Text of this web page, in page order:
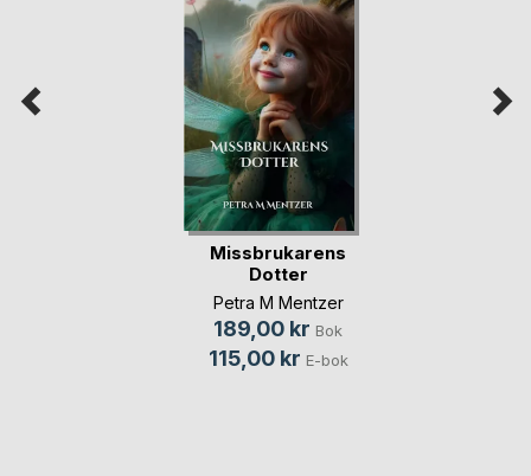
Missbrukarens
Dotter
Petra M Mentzer
189,00 kr Bok
115,00 kr E-bok